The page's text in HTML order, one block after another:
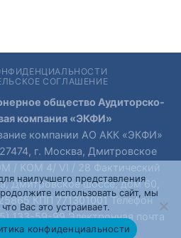
СОГЛАШЕНИЕ
общество Аудиторско-
компания «ЭКФИ»
компании АО АКК «ЭКФИ»
г. Москва, Дмитровское
/ КОМ 4/ VI / 28 Фактический
Дмитровское шоссе, дом 60,
КПП 771301001 Телефон
133-59-99 Электронная почта
наилучшего представления
использовать сайт, мы
Вас это устраивает.
конфиденциальности